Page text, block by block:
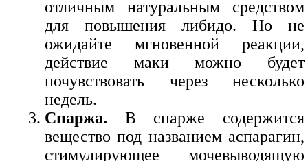
отличным натуральным средством
для повышения либидо. Но не
ожидайте мгновенной реакции,
действие маки можно будет
почувствовать через несколько
недель.
Спаржа. В спарже содержится
вещество под названием аспарагин,
стимулирующее мочевыводящую